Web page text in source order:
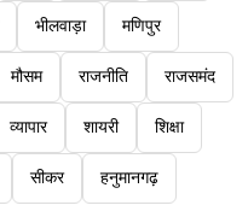
भीलवाड़ा मणिपुर
मौसम राजनीति राजसमंद
व्यापार शायरी शिक्षा
सीकर हनुमानगढ़